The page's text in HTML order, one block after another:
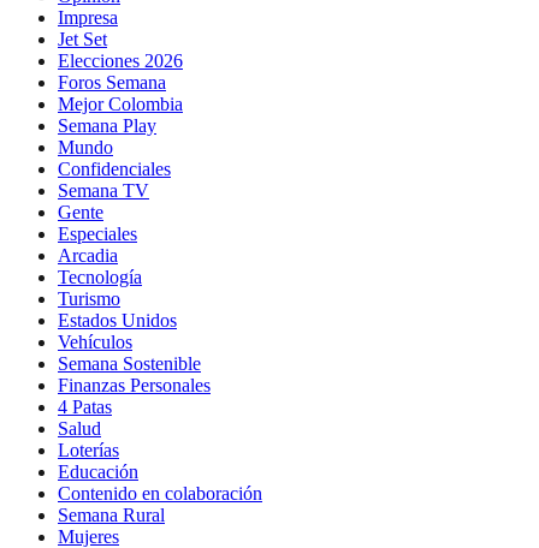
Impresa
Jet Set
Elecciones 2026
Foros Semana
Mejor Colombia
Semana Play
Mundo
Confidenciales
Semana TV
Gente
Especiales
Arcadia
Tecnología
Turismo
Estados Unidos
Vehículos
Semana Sostenible
Finanzas Personales
4 Patas
Salud
Loterías
Educación
Contenido en colaboración
Semana Rural
Mujeres